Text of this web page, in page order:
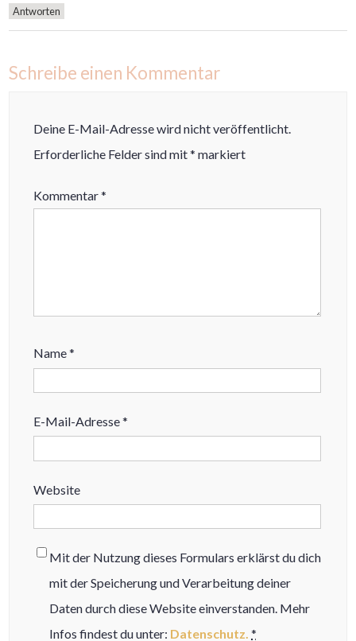
Antworten
Schreibe einen Kommentar
Deine E-Mail-Adresse wird nicht veröffentlicht.
Erforderliche Felder sind mit* markiert
Kommentar*
Name*
E-Mail-Adresse*
Website
Mit der Nutzung dieses Formulars erklärst du dich
mit der Speicherung und Verarbeitung deiner
Daten durch diese Website einverstanden. Mehr
Infos findest du unter: Datenschutz. *